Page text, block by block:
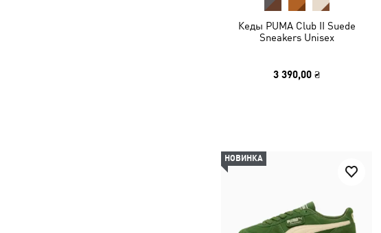
Кеды PUMA Club II Suede
Sneakers Unisex
3 390,00 ₴
НОВИНКА